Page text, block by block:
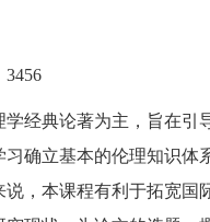
3456
学经典论著为主，旨在
确立基本的伦理知识
，本课程有利于拓宽